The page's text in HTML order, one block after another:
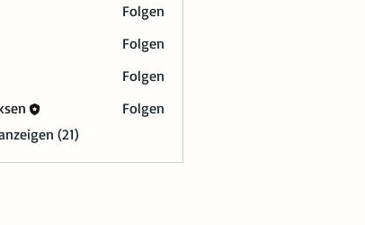
Folgen
Folgen
Folgen
Folgen
(21)